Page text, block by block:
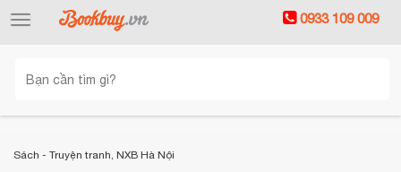
Toggle
0933 109 009
Sách - Truyện tranh, NXB Hà Nội